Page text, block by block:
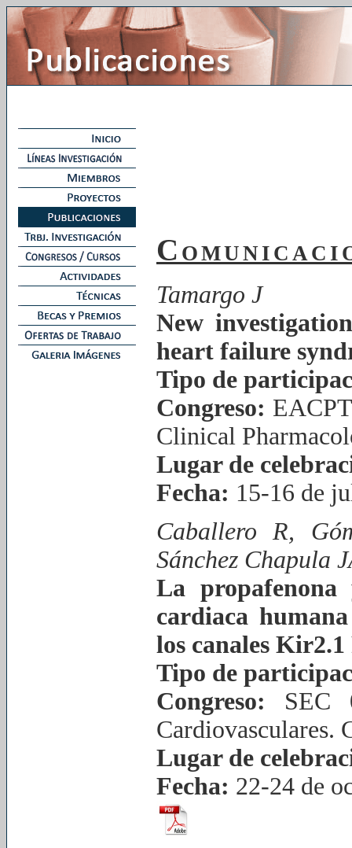
Tamargo J
New
heart failure
Tipo de
Congreso:
Clinical
Lugar de
Fecha: 15-16 de
Caballero R,
Sánchez Chapula
La
cardiaca
los canales Kir2.1
Tipo de
Congreso: SEC
Cardiovasculares.
Lugar de
Fecha: 22-24 de